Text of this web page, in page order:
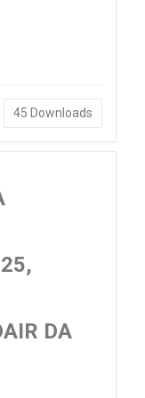
45 Downloads
DA